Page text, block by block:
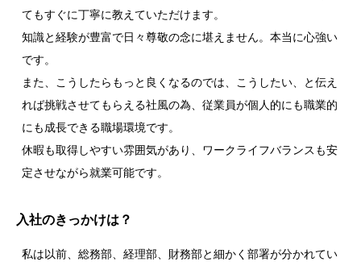
てもすぐに丁寧に教えていただけます。
知識と経験が豊富で日々尊敬の念に堪えません。本当に心強い
です。
また、こうしたらもっと良くなるのでは、こうしたい、と伝え
れば挑戦させてもらえる社風の為、従業員が個人的にも職業的
にも成長できる職場環境です。
休暇も取得しやすい雰囲気があり、ワークライフバランスも安
定させながら就業可能です。
入社のきっかけは？
私は以前、総務部、経理部、財務部と細かく部署が分かれてい